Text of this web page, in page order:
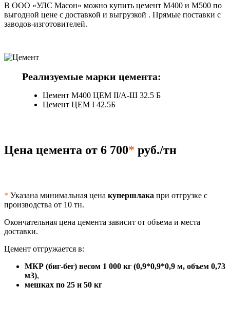
В ООО «УЛС Масон» можно купить цемент М400 и М500 по
выгодной цене с доставкой и выгрузкой . Прямые поставки с
заводов-изготовителей.
Реализуемые марки цемента:
Цемент М400 ЦЕМ II/А-Ш 32.5 Б
Цемент ЦЕМ I 42.5Б
Цена цемента от 6 700* руб./тн
* Указана минимальная цена купершлака при отгрузке с
производства от 10 тн.
Окончательная цена цемента зависит от объема и места
доставки.
Цемент отгружается в:
МКР (биг-бег) весом 1 000 кг (0,9*0,9*0,9 м, объем 0,73
м3),
мешках по 25 и 50 кг